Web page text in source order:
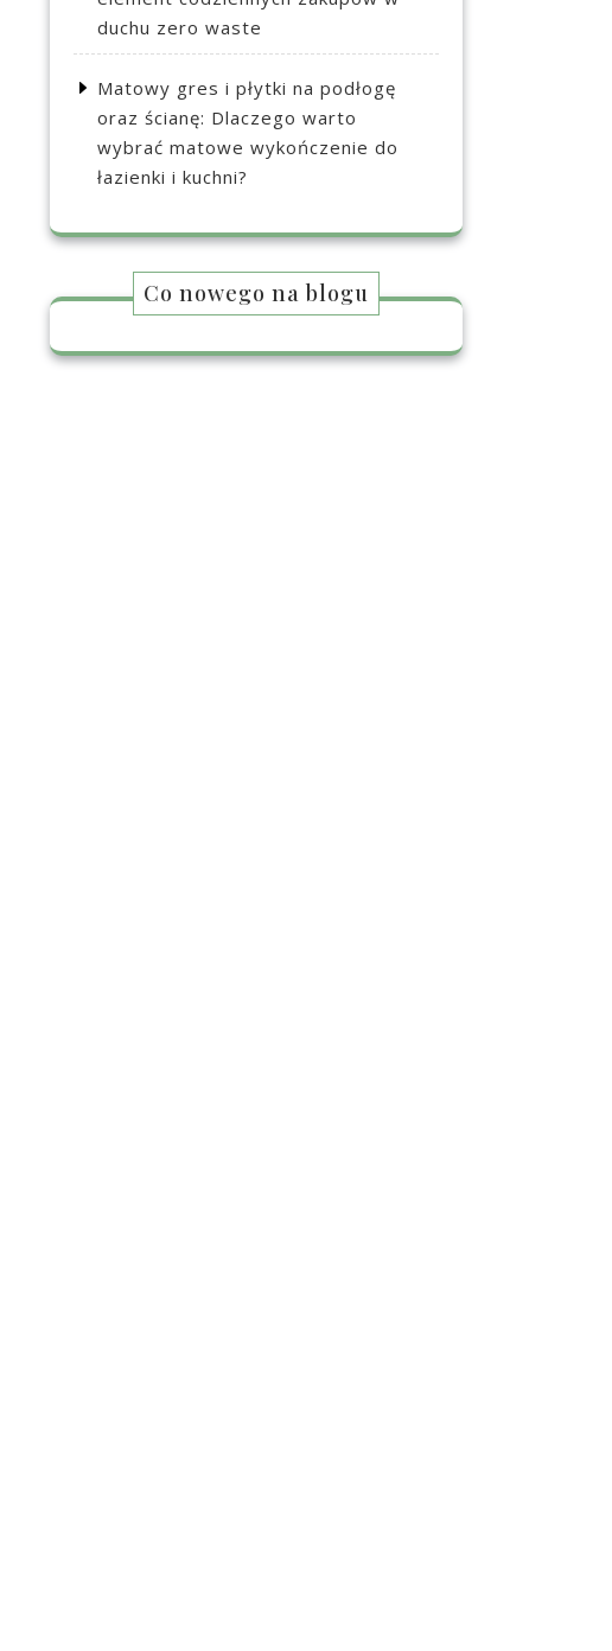
duchu zero waste
Matowy gres i płytki na podłogę
oraz ścianę: Dlaczego warto
wybrać matowe wykończenie do
łazienki i kuchni?
Co nowego na blogu